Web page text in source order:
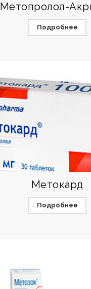
Метопролол-
Подробнее
Метокард
Подробнее